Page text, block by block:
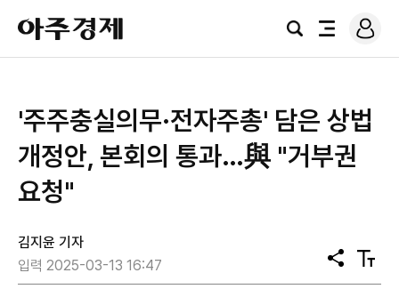
아
주
경
검
전
로
그
'주주충실의무·전자주총' 담은 상법
개정안, 본회의 통과…與 "거부권
요청"
김지윤 기자
입력 2025-03-13 16:47
공
유
텍
스